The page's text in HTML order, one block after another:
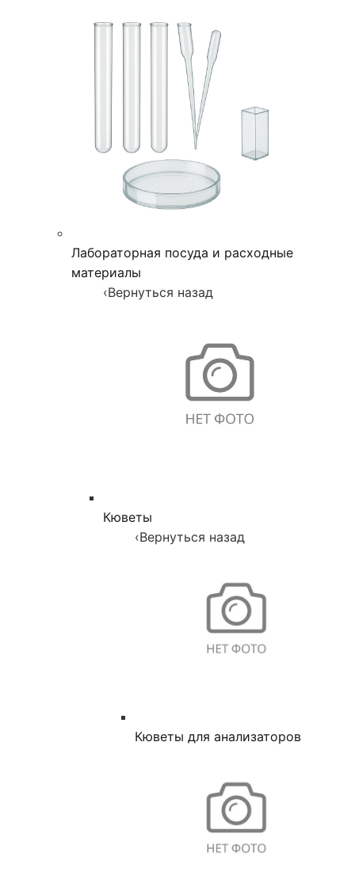
Лабораторная посуда и расходные
материалы
‹Вернуться назад
Кюветы
‹Вернуться назад
Кюветы для анализаторов